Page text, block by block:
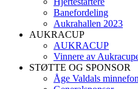
Banefordeling
Aukrahallen 2023
AUKRACUP
AUKRACUP
Vinnere av
STØTTE OG SPONSOR
Åge Valdals